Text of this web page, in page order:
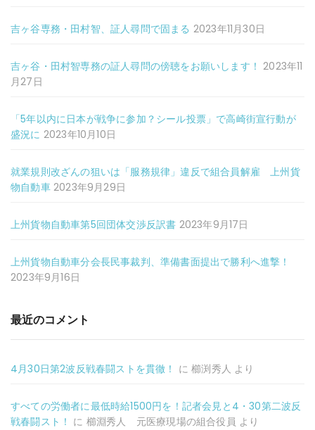
吉ヶ谷専務・田村智、証人尋問で固まる 2023年11月30日
吉ヶ谷・田村智専務の証人尋問の傍聴をお願いします！ 2023年11
月27日
「5年以内に日本が戦争に参加？シール投票」で高崎街宣行動が
盛況に 2023年10月10日
就業規則改ざんの狙いは「服務規律」違反で組合員解雇 上州貨
物自動車 2023年9月29日
上州貨物自動車第5回団体交渉反訳書 2023年9月17日
上州貨物自動車分会長民事裁判、準備書面提出で勝利へ進撃！
2023年9月16日
最近のコメント
4月30日第2波反戦春闘ストを貫徹！ に櫛渕秀人 より
すべての労働者に最低時給1500円を！記者会見と4・30第二波反
戦春闘スト！ に 櫛淵秀人 元医療現場の組合役員 より